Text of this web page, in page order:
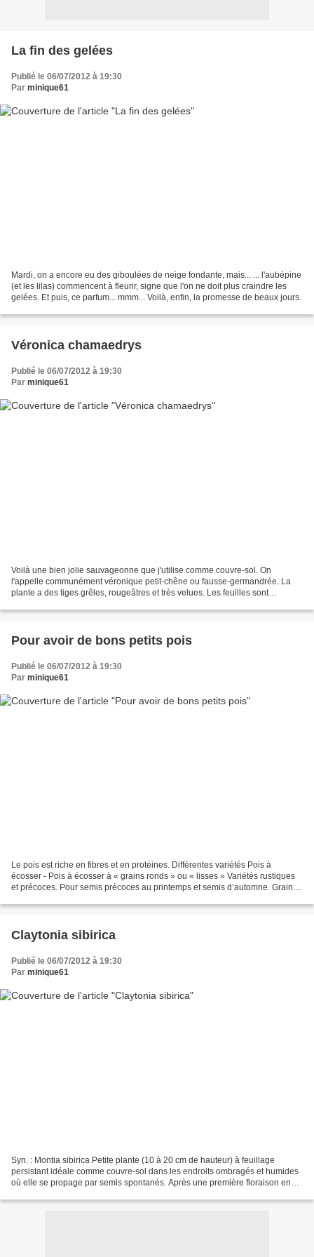
La fin des gelées
Publié le 06/07/2012 à 19:30
Par minique61
Mardi, on a encore eu des giboulées de neige fondante, mais... ... l'aubépine
(et les lilas) commencent à fleurir, signe que l'on ne doit plus craindre les
gelées. Et puis, ce parfum... mmm... Voilà, enfin, la promesse de beaux jours.
Véronica chamaedrys
Publié le 06/07/2012 à 19:30
Par minique61
Voilà une bien jolie sauvageonne que j'utilise comme couvre-sol. On
l'appelle communément véronique petit-chêne ou fausse-germandrée. La
plante a des tiges grêles, rougeâtres et très velues. Les feuilles sont
Pour avoir de bons petits pois
Publié le 06/07/2012 à 19:30
Par minique61
Le pois est riche en fibres et en protéines. Différentes variétés Pois à
écosser - Pois à écosser à « grains ronds » ou « lisses » Variétés rustiques
et précoces. Pour semis précoces au printemps et semis d’automne. Grains
Claytonia sibirica
Publié le 06/07/2012 à 19:30
Par minique61
Syn. : Montia sibirica Petite plante (10 à 20 cm de hauteur) à feuillage
persistant idéale comme couvre-sol dans les endroits ombragés et humides
où elle se propage par semis spontanés. Après une première floraison en